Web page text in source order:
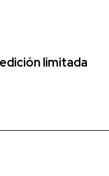
limitada